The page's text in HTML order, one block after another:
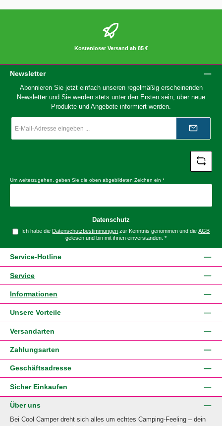
Kostenloser Versand ab 85 €
Newsletter
Abonnieren Sie jetzt einfach unseren regelmäßig erscheinenden
Newsletter und Sie werden stets unter den Ersten sein, über neue
Produkte und Angebote informiert werden.
Mail-
*
Um weiterzugehen, geben Sie die oben abgebildeten Zeichen ein *
Datenschutz
Ich habe dieDatenschutzbestimmungen zur Kenntnis genommen und dieAGB
gelesen und bin mit ihnen einverstanden. *
Service-Hotline
Service
Informationen
Unsere Vorteile
Versandarten
Zahlungsarten
Geschäftsadresse
Sicher Einkaufen
Über uns
Bei Cool Camper dreht sich alles um echtes Camping-Feeling – dein